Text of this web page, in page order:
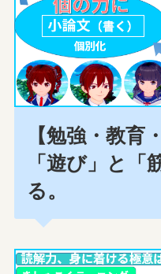
【勉強・教育
「遊び」と「
る。